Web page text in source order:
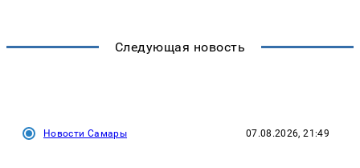
Следующая новость
Новости Самары 07.08.2026, 21:49